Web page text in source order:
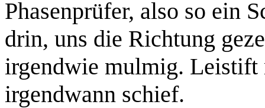
Phasenprüfer, also so ein
drin, uns die Richtung
irgendwie mulmig. Leistift
irgendwann schief.